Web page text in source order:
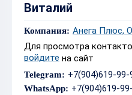
Виталий
Компания: Анега Плюс,
Для просмотра
войдите на сайт
Telegram: +7(904)619-99-
WhatsApp: +7(904)619-